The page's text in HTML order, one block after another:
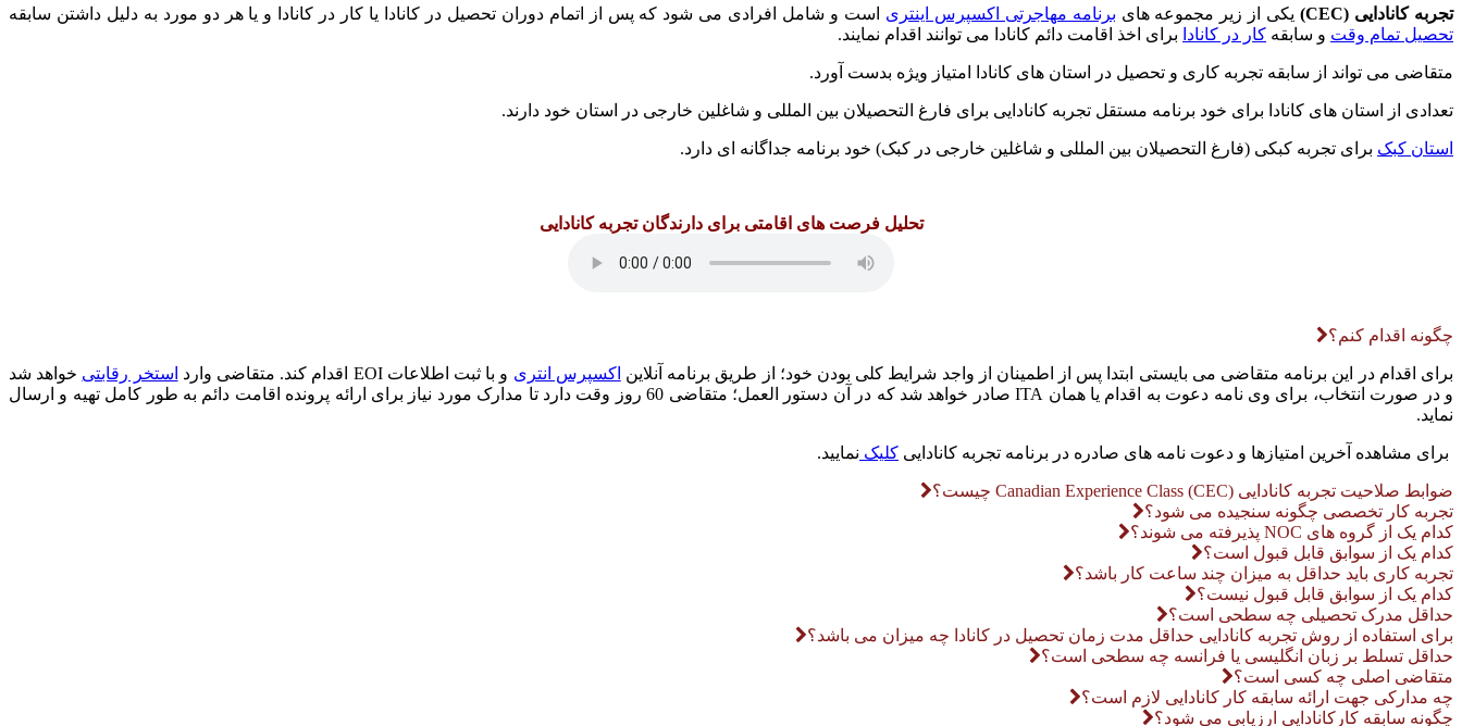
تجربه کانادایی (CEC) یکی از زیر مجموعه های برنامه مهاجرتی اکسپرس اینتری است و شامل افرادی می شود که پس از اتمام دوران تحصیل در کانادا یا کار در کانادا و یا هر دو مورد به دلیل داشتن سابقه
تحصیل تمام وقت و سابقه کار در کانادا برای اخذ اقامت دائم کانادا می توانند اقدام نمایند.
متقاضی می تواند از سابقه تجربه کاری و تحصیل در استان های کانادا امتیاز ویژه بدست آورد.
تعدادی از استان های کانادا برای خود برنامه مستقل تجربه کانادایی برای فارغ التحصیلان بین المللی و شاغلین خارجی در استان خود دارند.
استان کبک برای تجربه کبکی (فارغ التحصیلان بین المللی و شاغلین خارجی در کبک) خود برنامه جداگانه ای دارد.
تحلیل فرصت های اقامتی برای دارندگان تجربه کانادایی
چگونه اقدام کنم؟
برای اقدام در این برنامه متقاضی می بایستی ابتدا پس از اطمینان از واجد شرایط کلی بودن خود؛ از طریق برنامه آنلاین اکسپرس انتری و با ثبت اطلاعات EOI اقدام کند. متقاضی وارد استخر رقابتی خواهد شد
و در صورت انتخاب، برای وی نامه دعوت به اقدام یا همان ITA صادر خواهد شد که در آن دستور العمل؛ متقاضی 60 روز وقت دارد تا مدارک مورد نیاز برای ارائه پرونده اقامت دائم به طور کامل تهیه و ارسال
نماید.
برای مشاهده آخرین امتیازها و دعوت نامه های صادره در برنامه تجربه کانادایی کلیک نمایید.
ضوابط صلاحیت تجربه کانادایی Canadian Experience Class (CEC) چیست؟
تجربه کار تخصصی چگونه سنجیده می شود؟
کدام یک از گروه های NOC پذیرفته می شوند؟
کدام یک از سوابق قابل قبول است؟
تجربه کاری باید حداقل به میزان چند ساعت کار باشد؟
کدام یک از سوابق قابل قبول نیست؟
حداقل مدرک تحصیلی چه سطحی است؟
برای استفاده از روش تجربه کانادایی حداقل مدت زمان تحصیل در کانادا چه میزان می باشد؟
حداقل تسلط بر زبان انگلیسی یا فرانسه چه سطحی است؟
متقاضی اصلی چه کسی است؟
چه مدارکی جهت ارائه سابقه کار کانادایی لازم است؟
چگونه سابقه کارکانادایی ارزیابی می شود؟